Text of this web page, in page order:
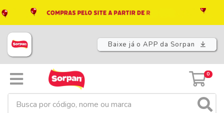
Baixe já o APP da Sorpan
0